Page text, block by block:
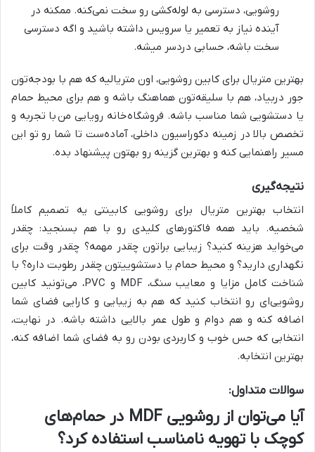
روشویی، دسترسی به لوله‌کشی رو سخت نمی‌کنه. ممکنه در
آینده نیاز به تعمیر یا سرویس داشته باشید و اگه دسترسی
سخت باشه، حسابی دردسر میشه.
بهترین متریال برای کابین روشویی، اون متریالیه که هم با بودجه‌تون
جور دربیاد، هم با سلیقه‌تون هماهنگ باشه و هم برای محیط حمام
یا دستشویی شما مناسب باشه. فروشگاهخانه رویایی منبا تجربه و
تخصص بالا در زمینه دکوراسیون داخلی، آماده‌ست تا شما رو تو این
مسیر راهنمایی کنه و بهترین گزینه رو بهتون پیشنهاد بده.
نتیجه‌گیری
انتخاب بهترین متریال برای روشویی کابینتی یه تصمیم کاملاً
شخصیه. باید همه فاکتورهای کلیدی رو با هم بسنجید: چقدر
می‌خواید هزینه کنید؟ زیبایی براتون چقدر مهمه؟ چقدر وقت برای
نگهداری دارید؟ و محیط حمام یا دستشوییتون چقدر رطوبت داره؟ با
شناخت کامل مزایا و معایب سنگ، MDF و PVC، می‌تونید کابین
روشویی‌ای رو انتخاب کنید که هم به زیبایی و کارایی فضای شما
اضافه کنه و هم دوام و طول عمر بالایی داشته باشه. در نهایت،
انتخابی که حس خوب و کاربردی بودن رو به فضای شما اضافه کنه،
بهترین انتخابه.
سوالات متداول:
آیا می‌توان از روشویی MDF در حمام‌های
کوچک با تهویه نامناسب استفاده کرد؟